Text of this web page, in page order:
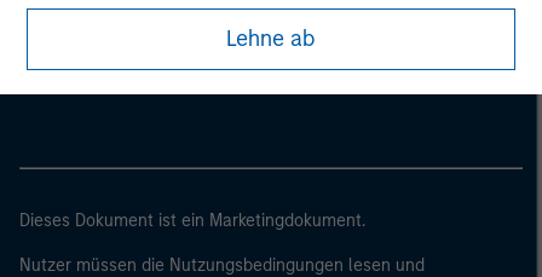
habe. Sofern die vorstehende Vereinbarung korrekt ist,
klicken Sie bitte auf „Stimme zu“, um fortzufahren;
Lehne ab
Morgan Stanley
Morgan Stanley Careers
Dieses Dokument ist ein Marketingdokument.
Nutzer müssen die Nutzungsbedingungen lesen und